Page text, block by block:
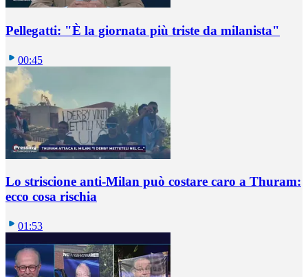
Pellegatti: "È la giornata più triste da milanista"
00:45
Lo striscione anti-Milan può costare caro a Thuram:
ecco cosa rischia
01:53